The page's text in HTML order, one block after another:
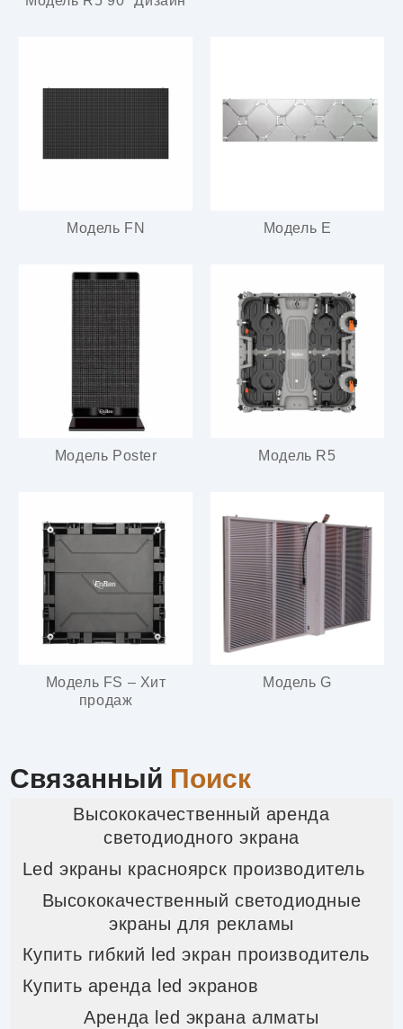
Модель FN Модель E
Модель Poster Модель R5
Модель FS – Хит
продаж
Модель G
Связанный Поиск
Высококачественный аренда
светодиодного экрана
Led экраны красноярск производитель
Высококачественный светодиодные
экраны для рекламы
Купить гибкий led экран производитель
Купить аренда led экранов
Аренда led экрана алматы